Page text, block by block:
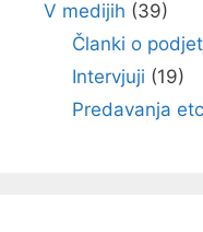
V medijih (39)
Članki o
Intervjuji (19)
Predavanja